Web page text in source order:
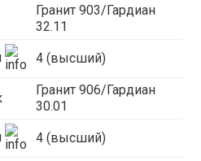
Гранит 903/Гардиан
32.11
4 (высший)
Гранит 906/Гардиан
30.01
4 (высший)